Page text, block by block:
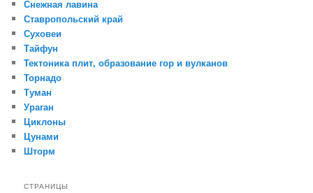
Снежная лавина
Ставропольский край
Суховеи
Тайфун
Тектоника плит, образование гор и вулканов
Торнадо
Туман
Ураган
Циклоны
Цунами
Шторм
СТРАНИЦЫ